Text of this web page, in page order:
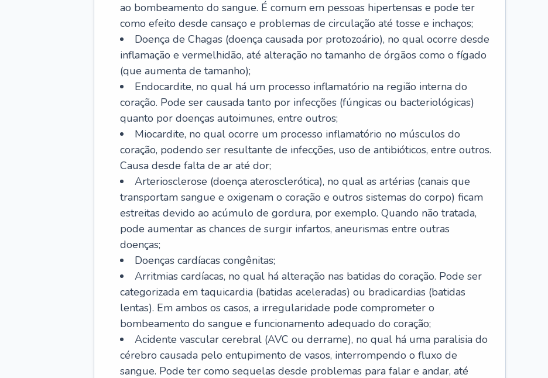
ao bombeamento do sangue. É comum em pessoas hipertensas e pode ter
como efeito desde cansaço e problemas de circulação até tosse e inchaços;
Doença de Chagas (doença causada por protozoário), no qual ocorre desde
inflamação e vermelhidão, até alteração no tamanho de órgãos como o fígado
(que aumenta de tamanho);
Endocardite, no qual há um processo inflamatório na região interna do
coração. Pode ser causada tanto por infecções (fúngicas ou bacteriológicas)
quanto por doenças autoimunes, entre outros;
Miocardite, no qual ocorre um processo inflamatório no músculos do
coração, podendo ser resultante de infecções, uso de antibióticos, entre outros.
Causa desde falta de ar até dor;
Arteriosclerose (doença aterosclerótica), no qual as artérias (canais que
transportam sangue e oxigenam o coração e outros sistemas do corpo) ficam
estreitas devido ao acúmulo de gordura, por exemplo. Quando não tratada,
pode aumentar as chances de surgir infartos, aneurismas entre outras
doenças;
Doenças cardíacas congênitas;
Arritmias cardíacas, no qual há alteração nas batidas do coração. Pode ser
categorizada em taquicardia (batidas aceleradas) ou bradicardias (batidas
lentas). Em ambos os casos, a irregularidade pode comprometer o
bombeamento do sangue e funcionamento adequado do coração;
Acidente vascular cerebral (AVC ou derrame), no qual há uma paralisia do
cérebro causada pelo entupimento de vasos, interrompendo o fluxo de
sangue. Pode ter como sequelas desde problemas para falar e andar, até